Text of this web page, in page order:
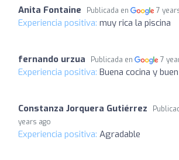
Anita Fontaine Publicada en 7
Experiencia positiva: muy rica la piscina
fernando urzua Publicada en 7
Experiencia positiva: Buena cocina y
Constanza Jorquera Gutiérrez
years ago
Experiencia positiva: Agradable